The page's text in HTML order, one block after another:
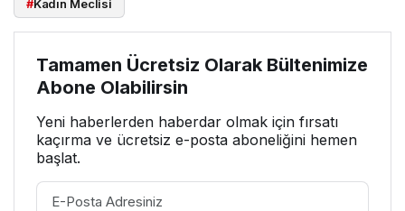
#Kadın Meclisi
Tamamen Ücretsiz Olarak Bültenimize
Abone Olabilirsin
Yeni haberlerden haberdar olmak için fırsatı
kaçırma ve ücretsiz e-posta aboneliğini hemen
başlat.